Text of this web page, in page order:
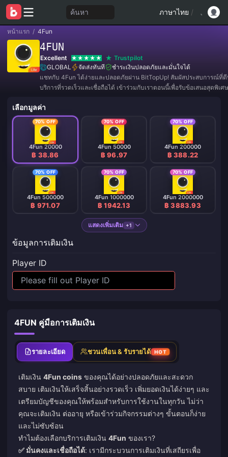
ค้นหา ภาษาไทย /
หน้าแรก / 4Fun
4FUN
Excellent
Trustpilot
GLOBAL
จัดส่งทันที
ชำระเงินปลอดภัยและมั่นใจได้
แชทกับ 4Fun ได้ง่ายและปลอดภัยผ่าน BitTopUp! สัมผัสประสบการณ์ที่
บริการที่รวดเร็วและเชื่อถือได้ เข้าร่วมกับเราตอนนี้เพื่อรับข้อเสนอสุดพิเ
เลือกมูลค่า
70% OFF
4Fun 20000
฿ 38.86
70% OFF
4Fun 50000
฿ 96.97
70% OFF
4Fun 200000
฿ 388.22
70% OFF
4Fun 500000
฿ 971.07
70% OFF
4Fun 1000000
฿ 1942.13
70% OFF
4Fun 2000000
฿ 3883.93
แสดงเพิ่มเติม +1
ข้อมูลการเติมเงิน
Player ID
4FUN คู่มือการเติมเงิน
รายละเอียด ชวนเพื่อน & รับรายได้ HOT
เติมเงิน 4Fun coins ของคุณได้อย่างปลอดภัยและสะดวก
สบาย เติมเงินให้เสร็จสิ้นอย่างรวดเร็ว เพิ่มยอดเงินได้ง่ายๆ และ
เตรียมบัญชีของคุณให้พร้อมสำหรับการใช้งานในทุกวัน ไม่ว่า
คุณจะเติมเงิน ต่ออายุ หรือเข้าร่วมกิจกรรมต่างๆ ขั้นตอนก็ง่าย
และไม่ซับซ้อน
ทำไมต้องเลือกบริการเติมเงิน 4Fun ของเรา?
✅ มั่นคงและเชื่อถือได้: เรามีกระบวนการเติมเงินที่เสถียรเพื่อ